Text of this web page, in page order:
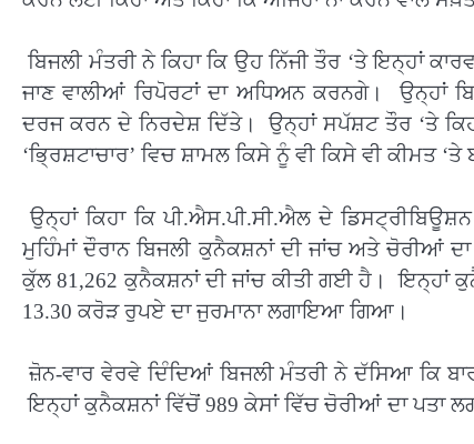
ਬਿਜਲੀ ਮੰਤਰੀ ਨੇ ਕਿਹਾ ਕਿ ਉਹ ਨਿੱਜੀ ਤੌਰ ‘ਤੇ ਇਨ੍ਹਾਂ
ਜਾਣ ਵਾਲੀਆਂ ਰਿਪੋਰਟਾਂ ਦਾ ਅਧਿਅਨ ਕਰਨਗੇ। ਉਨ੍ਹਾਂ
ਦਰਜ ਕਰਨ ਦੇ ਨਿਰਦੇਸ਼ ਦਿੱਤੇ। ਉਨ੍ਹਾਂ ਸਪੱਸ਼ਟ ਤੌਰ ‘ਤੇ
‘ਭ੍ਰਿਸ਼ਟਾਚਾਰ’ ਵਿਚ ਸ਼ਾਮਲ ਕਿਸੇ ਨੂੰ ਵੀ ਕਿਸੇ ਵੀ ਕੀਮਤ
ਉਨ੍ਹਾਂ ਕਿਹਾ ਕਿ ਪੀ.ਐਸ.ਪੀ.ਸੀ.ਐਲ ਦੇ
ਮੁਹਿੰਮਾਂ ਦੌਰਾਨ ਬਿਜਲੀ ਕੁਨੈਕਸ਼ਨਾਂ ਦੀ ਜਾਂਚ ਅਤੇ ਚੋਰੀਆਂ
ਕੁੱਲ 81,262 ਕੁਨੈਕਸ਼ਨਾਂ ਦੀ ਜਾਂਚ ਕੀਤੀ ਗਈ ਹੈ। ਇਨ੍ਹਾਂ
13.30 ਕਰੋੜ ਰੁਪਏ ਦਾ ਜੁਰਮਾਨਾ ਲਗਾਇਆ ਗਿਆ।
ਜ਼ੋਨ-ਵਾਰ ਵੇਰਵੇ ਦਿੰਦਿਆਂ ਬਿਜਲੀ ਮੰਤਰੀ ਨੇ ਦੱਸਿਆ ਕਿ
ਇਨ੍ਹਾਂ ਕੁਨੈਕਸ਼ਨਾਂ ਵਿੱਚੋਂ 989 ਕੇਸਾਂ ਵਿੱਚ ਚੋਰੀਆਂ ਦਾ